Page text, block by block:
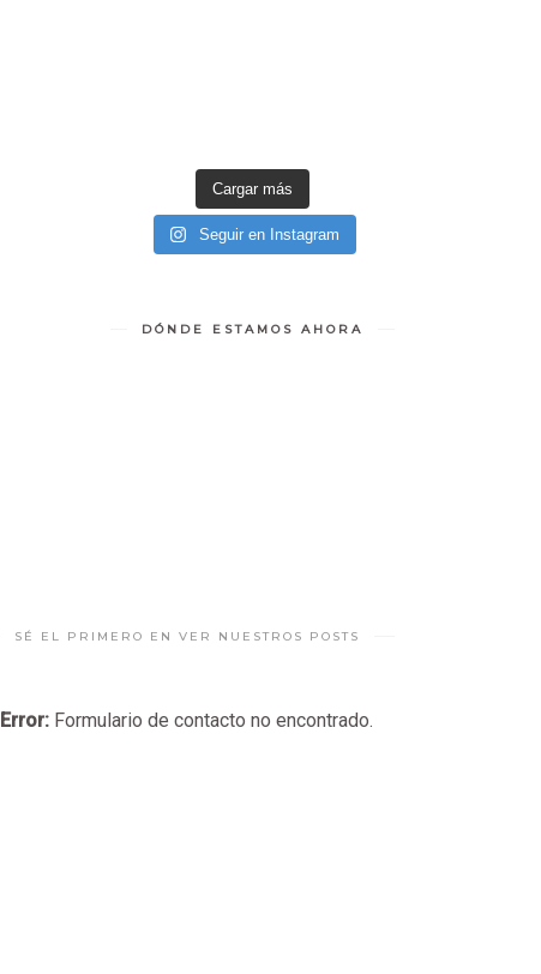
Cargar más
Seguir en Instagram
DÓNDE ESTAMOS AHORA
SÉ EL PRIMERO EN VER NUESTROS POSTS
Error: Formulario de contacto no encontrado.